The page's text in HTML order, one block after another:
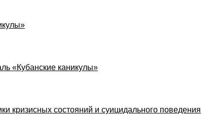
«Кубанские каникулы»
кризисных состояний и суицидального поведения